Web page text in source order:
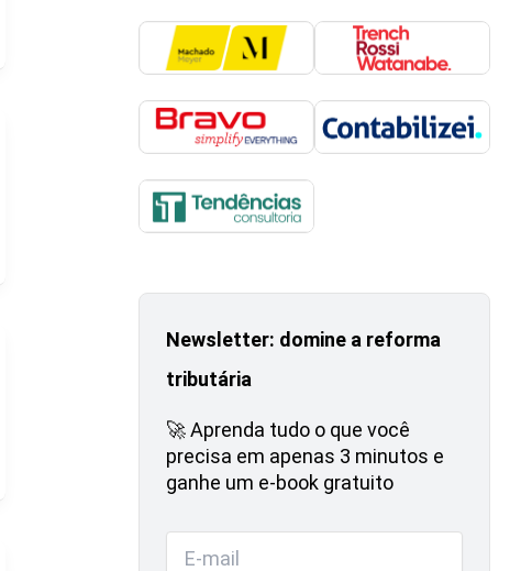
Newsletter: domine a reforma
tributária
🚀 Aprenda tudo o que você
precisa em apenas 3 minutos e
ganhe um e-book gratuito